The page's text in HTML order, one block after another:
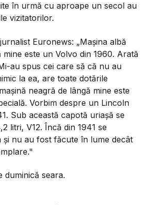
în urmă cu aproape un secol au
vizitatorilor.
Euronews: „Mașina albă
mine este un Volvo din 1960. Arată
au spus cei care să că nu au
la ea, are toate dotările
neagră de lângă mine este
Vorbim despre un Lincoln
Sub această capotă uriașă se
litri, V12. Încă din 1941 se
și nu au fost făcute în lume decât
duminică seara.